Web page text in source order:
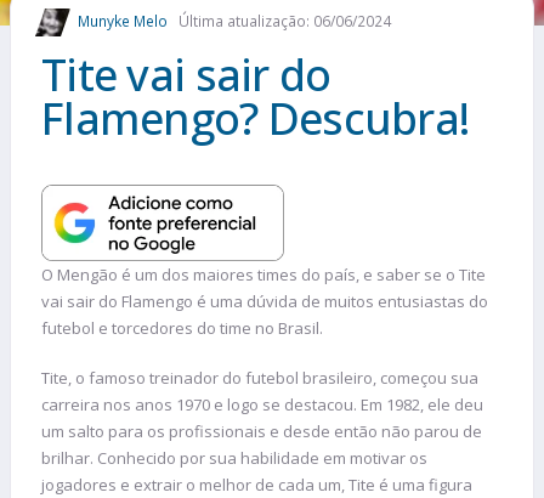
MAIS ESPORTES
Munyke Melo Última atualização: 06/06/2024
Tite vai sair do
Flamengo? Descubra!
O Mengão é um dos maiores times do país, e saber se o Tite
vai sair do Flamengo é uma dúvida de muitos entusiastas do
futebol e torcedores do time no Brasil.
Tite, o famoso treinador do futebol brasileiro, começou sua
carreira nos anos 1970 e logo se destacou. Em 1982, ele deu
um salto para os profissionais e desde então não parou de
brilhar. Conhecido por sua habilidade em motivar os
jogadores e extrair o melhor de cada um, Tite é uma figura